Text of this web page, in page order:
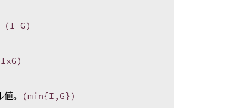
(I-G)
。
(min{I,G})